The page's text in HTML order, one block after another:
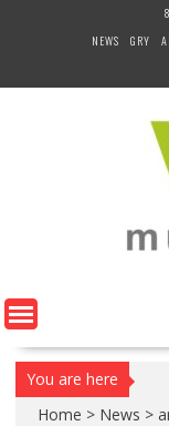
NEWS
GRY
You are here
Home > News >